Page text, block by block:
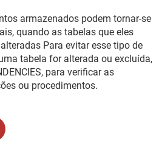
armazenados podem tornar-se
quando as tabelas que eles
Para evitar esse tipo de
tabela for alterada ou excluída,
para verificar as
ou procedimentos.